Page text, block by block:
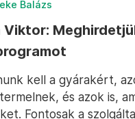
vezetik be, a
több
Orbán arról
óriási kiadás, de majd a
fedezi. Orbán azt
hiány és az
fog. A miniszterelnök